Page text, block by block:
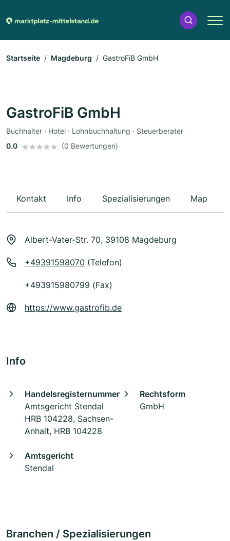
Startseite Magdeburg GastroFiB GmbH
GastroFiB GmbH
Buchhalter · Hotel · Lohnbuchhaltung · Steuerberater
0.0
(0 Bewertungen)
Kontakt Info Spezialisierungen Map
Albert-Vater-Str. 70, 39108 Magdeburg
+49391598070 (Telefon)
+493915980799 (Fax)
https://www.gastrofib.de
Info
Handelsregisternummer
Amtsgericht Stendal
HRB 104228, Sachsen-
Anhalt, HRB 104228
Rechtsform
GmbH
Amtsgericht
Stendal
Branchen / Spezialisierungen